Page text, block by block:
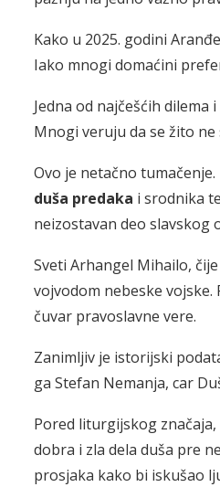
Kako u 2025. godini
Iako mnogi domaćini
Jedna od najčešćih
Mnogi veruju da se žito ne
Ovo je netačno
duša predaka i srodnika
neizostavan deo slavskog
Sveti Arhangel Mihailo,
vojvodom nebeske
čuvar pravoslavne vere.
Zanimljiv je istorijski
ga Stefan Nemanja, car
Pored liturgijskog
dobra i zla dela duša pre
prosjaka kako bi iskušao